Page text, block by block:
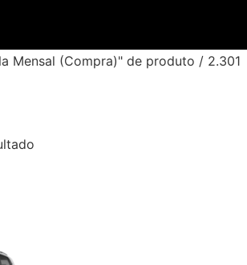
Mensal (Compra)" de produto / 2.301